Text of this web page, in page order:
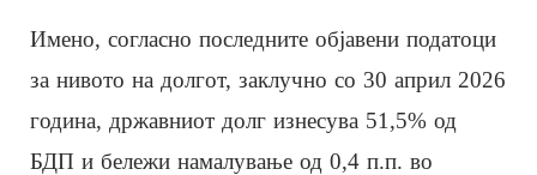
Имено, согласно последните објавени податоци
за нивото на долгот, заклучно со 30 април 2026
година, државниот долг изнесува 51,5% од
БДП и бележи намалување од 0,4 п.п. во